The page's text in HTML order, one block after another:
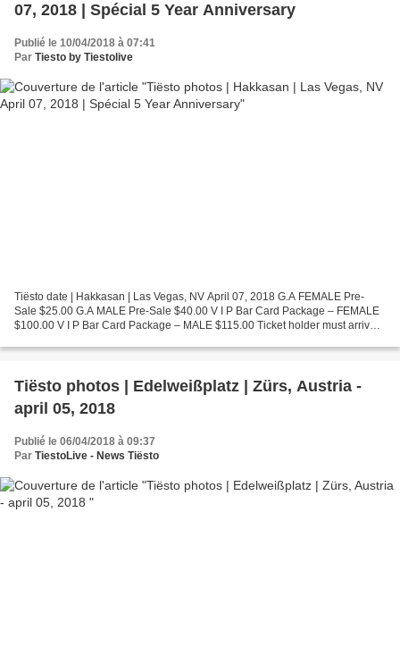
07, 2018 | Spécial 5 Year Anniversary
Publié le 10/04/2018 à 07:41
Par Tiesto by Tiestolive
Tiësto date | Hakkasan | Las Vegas, NV April 07, 2018 G.A FEMALE Pre-
Sale $25.00 G.A MALE Pre-Sale $40.00 V I P Bar Card Package – FEMALE
$100.00 V I P Bar Card Package – MALE $115.00 Ticket holder must arrive
Tiësto photos | Edelweißplatz | Zürs, Austria -
april 05, 2018
Publié le 06/04/2018 à 09:37
Par TiestoLive - News Tiësto